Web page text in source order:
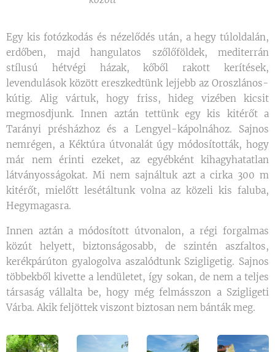
Egy kis fotózkodás és nézelődés után, a hegy túloldalán,
erdőben, majd hangulatos szőlőföldek, mediterrán
stílusú hétvégi házak, kőből rakott kerítések,
levendulások között ereszkedtünk lejjebb az Oroszlános-
kútig. Alig vártuk, hogy friss, hideg vizében kicsit
megmosdjunk. Innen aztán tettünk egy kis kitérőt a
Tarányi présházhoz és a Lengyel-kápolnához. Sajnos
nemrégen, a Kéktúra útvonalát úgy módosították, hogy
már nem érinti ezeket, az egyébként kihagyhatatlan
látványosságokat. Mi nem sajnáltuk azt a cirka 300 m
kitérőt, mielőtt lesétáltunk volna az közeli kis faluba,
Hegymagasra.
Innen aztán a módosított útvonalon, a régi forgalmas
közút helyett, biztonságosabb, de szintén aszfaltos,
kerékpárúton gyalogolva aszalódtunk Szigligetig. Sajnos
többekből kivette a lendületet, így sokan, de nem a teljes
társaság vállalta be, hogy még felmásszon a Szigligeti
Várba. Akik feljöttek viszont biztosan nem bánták meg.